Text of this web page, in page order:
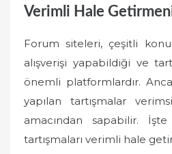
Verimli Hale
Forum siteleri, çeşitli
alışverişi yapabildiği ve
önemli platformlardır.
yapılan tartışmalar
amacından sapabilir.
tartışmaları verimli hale